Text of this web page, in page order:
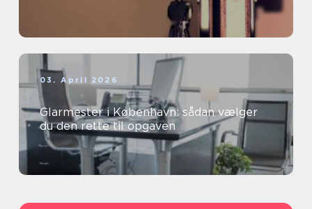
03. April 2026
Glarmester i København: sådan vælger
du den rette til opgaven